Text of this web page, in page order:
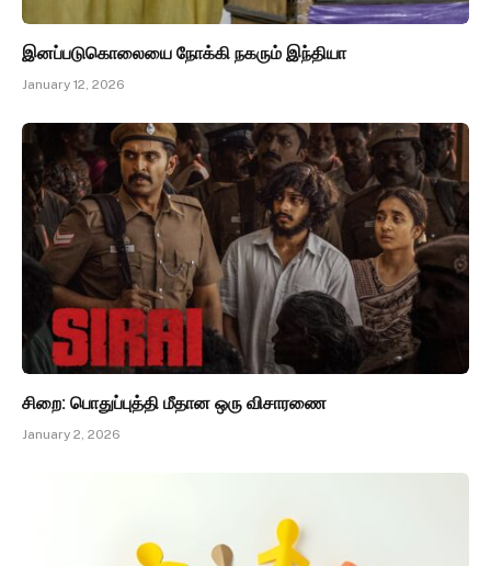
இனப்படுகொலையை நோக்கி நகரும் இந்தியா
January 12, 2026
சிறை: பொதுப்புத்தி மீதான ஒரு விசாரணை
January 2, 2026